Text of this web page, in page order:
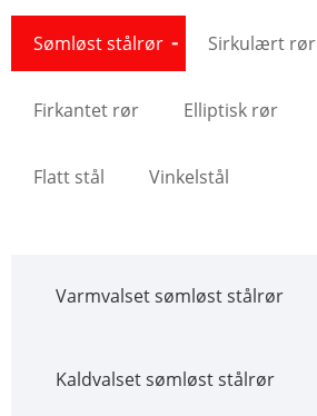
Sømløst stålrør Sirkulært rør
Firkantet rør Elliptisk rør
Flatt stål Vinkelstål
Varmvalset sømløst stålrør
Kaldvalset sømløst stålrør